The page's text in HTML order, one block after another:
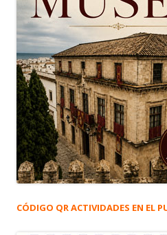
CÓDIGO QR ACTIVIDADES EN EL